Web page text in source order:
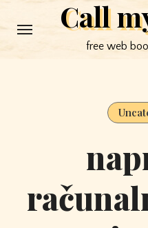
to
Call
free web